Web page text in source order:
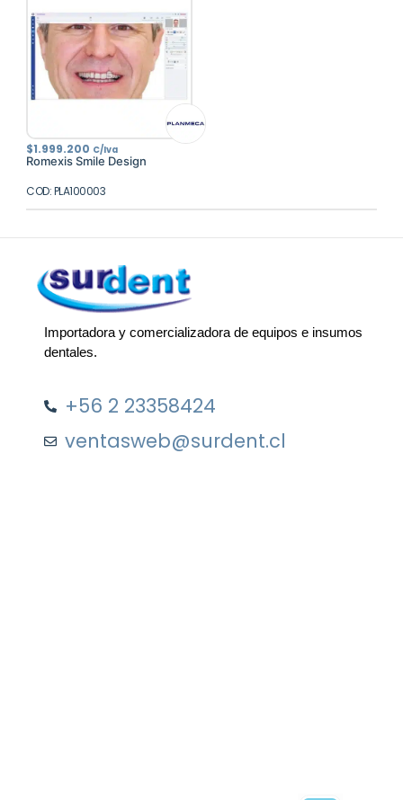
$1.999.200 C/Iva
Romexis Smile Design
COD: PLA100003
Importadora y comercializadora de equipos e insumos
dentales.
+56 2 23358424
ventasweb@surdent.cl